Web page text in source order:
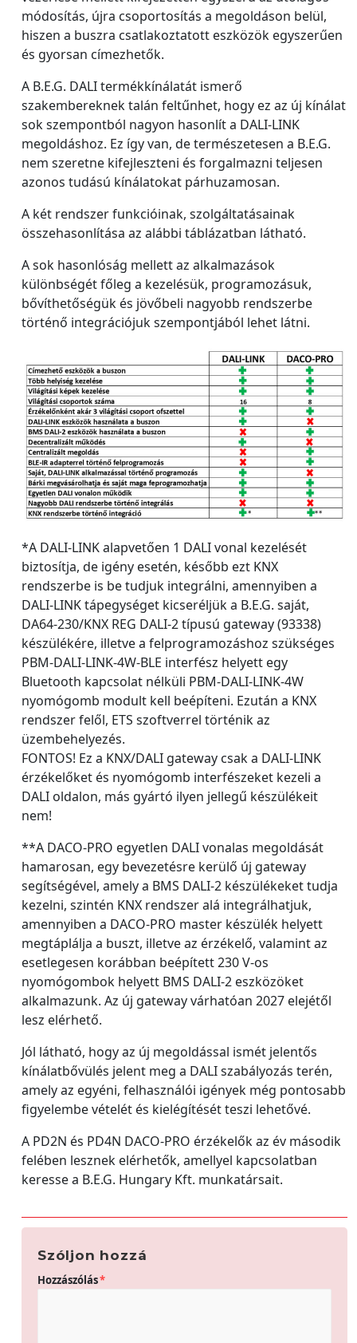
módosítás, újra csoportosítás a megoldáson belül,
hiszen a buszra csatlakoztatott eszközök egyszerűen
és gyorsan címezhetők.
A B.E.G. DALI termékkínálatát ismerő
szakembereknek talán feltűnhet, hogy ez az új kínálat
sok szempontból nagyon hasonlít a DALI-LINK
megoldáshoz. Ez így van, de természetesen a B.E.G.
nem szeretne kifejleszteni és forgalmazni teljesen
azonos tudású kínálatokat párhuzamosan.
A két rendszer funkcióinak, szolgáltatásainak
összehasonlítása az alábbi táblázatban látható.
A sok hasonlóság mellett az alkalmazások
különbségét főleg a kezelésük, programozásuk,
bővíthetőségük és jövőbeli nagyobb rendszerbe
történő integrációjuk szempontjából lehet látni.
*A DALI-LINK alapvetően 1 DALI vonal kezelését
biztosítja, de igény esetén, később ezt KNX
rendszerbe is be tudjuk integrálni, amennyiben a
DALI-LINK tápegységet kicseréljük a B.E.G. saját,
DA64-230/KNX REG DALI-2 típusú gateway (93338)
készülékére, illetve a felprogramozáshoz szükséges
PBM-DALI-LINK-4W-BLE interfész helyett egy
Bluetooth kapcsolat nélküli PBM-DALI-LINK-4W
nyomógomb modult kell beépíteni. Ezután a KNX
rendszer felől, ETS szoftverrel történik az
üzembehelyezés.
FONTOS! Ez a KNX/DALI gateway csak a DALI-LINK
érzékelőket és nyomógomb interfészeket kezeli a
DALI oldalon, más gyártó ilyen jellegű készülékeit
nem!
**A DACO-PRO egyetlen DALI vonalas megoldását
hamarosan, egy bevezetésre kerülő új gateway
segítségével, amely a BMS DALI-2 készülékeket tudja
kezelni, szintén KNX rendszer alá integrálhatjuk,
amennyiben a DACO-PRO master készülék helyett
megtáplálja a buszt, illetve az érzékelő, valamint az
esetlegesen korábban beépített 230 V-os
nyomógombok helyett BMS DALI-2 eszközöket
alkalmazunk. Az új gateway várhatóan 2027 elejétől
lesz elérhető.
Jól látható, hogy az új megoldással ismét jelentős
kínálatbővülés jelent meg a DALI szabályozás terén,
amely az egyéni, felhasználói igények még pontosabb
figyelembe vételét és kielégítését teszi lehetővé.
A PD2N és PD4N DACO-PRO érzékelők az év második
felében lesznek elérhetők, amellyel kapcsolatban
keresse a B.E.G. Hungary Kft. munkatársait.
Szóljon hozzá
Hozzászólás*